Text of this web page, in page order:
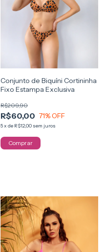
Conjunto de Biquíni Cortininha
Fixo Estampa Exclusiva
R$60,00
R$209,90
71% OFF
5x de R$12,00 sem juros
Comprar